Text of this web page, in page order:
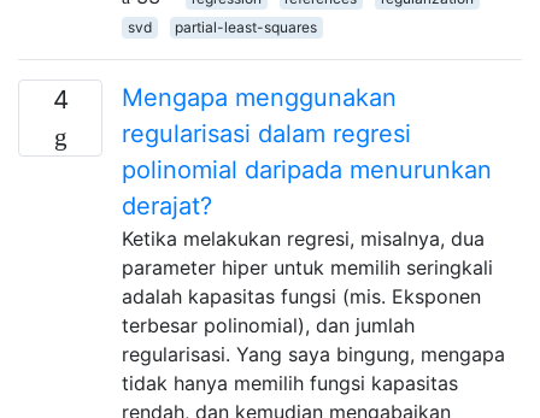
svd
partial-least-squares
4
Mengapa menggunakan
regularisasi dalam regresi
polinomial daripada menurunkan
derajat?
Ketika melakukan regresi, misalnya, dua
parameter hiper untuk memilih seringkali
adalah kapasitas fungsi (mis. Eksponen
terbesar polinomial), dan jumlah
regularisasi. Yang saya bingung, mengapa
tidak hanya memilih fungsi kapasitas
rendah, dan kemudian mengabaikan